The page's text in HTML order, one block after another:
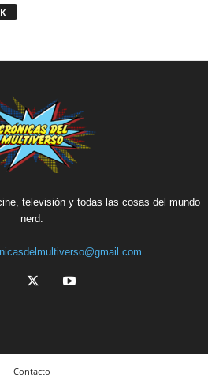
televisión y todas las cosas del mundo
nerd.
Contacto